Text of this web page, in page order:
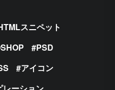
スニペット
PSD
アイコン